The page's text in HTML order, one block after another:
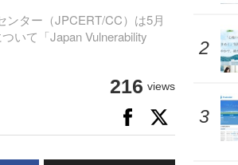
ター（JPCERT/CC）は5月
いて「Japan Vulnerability
216 views